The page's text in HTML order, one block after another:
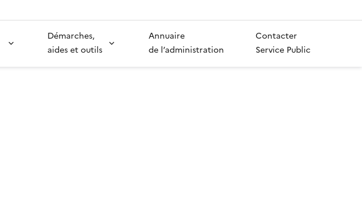
Démarches,
aides et outils
Annuaire
de l’administration
Contacter
Service Public